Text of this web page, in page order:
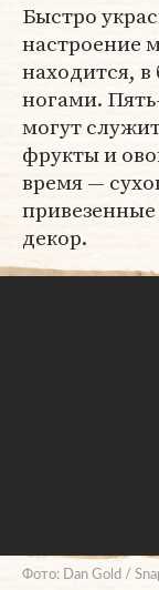
Быстро
настроение
находится,
ногами.
могут
фрукты и
время —
декор.
Фото: Dan Gold /